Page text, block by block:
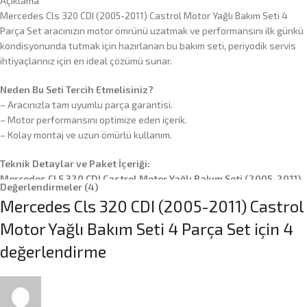
Mercedes Cls 320 CDI (2005-2011) Castrol Motor Yağlı Bakım Seti 4
Parça Set aracınızın motor ömrünü uzatmak ve performansını ilk günkü
kondisyonunda tutmak için hazırlanan bu bakım seti, periyodik servis
ihtiyaçlarınız için en ideal çözümü sunar.
Neden Bu Seti Tercih Etmelisiniz?
– Aracınızla tam uyumlu parça garantisi.
– Motor performansını optimize eden içerik.
– Kolay montaj ve uzun ömürlü kullanım.
Teknik Detaylar ve Paket İçeriği:
Mercedes CLS 320 CDI Castrol Motor Yağlı Bakım Seti (2005-2011)
4 Parça Set
Motor Yağı Castrol Edge 5W-30 8 Litre Motor Yağı
Hava filtresi
Yağ filtresi + Polen filtresi
Model Yılı: 2005-2011 Arası
Değerlendirmeler (4)
Mercedes Cls 320 CDI (2005-2011) Castrol
Motor Yağlı Bakım Seti 4 Parça Set için 4
değerlendirme